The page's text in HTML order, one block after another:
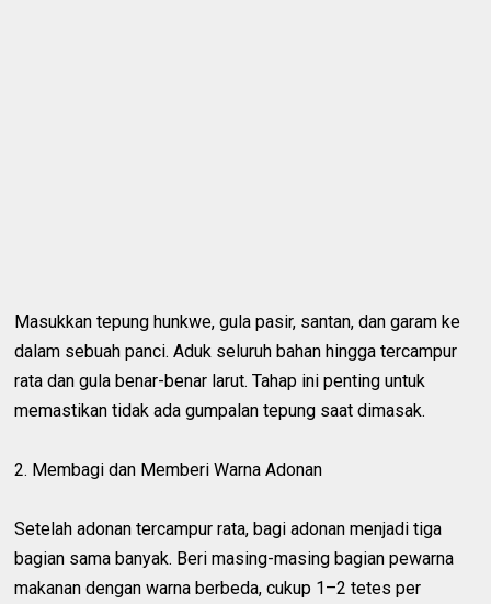
Masukkan tepung hunkwe, gula pasir, santan, dan garam ke
dalam sebuah panci. Aduk seluruh bahan hingga tercampur
rata dan gula benar-benar larut. Tahap ini penting untuk
memastikan tidak ada gumpalan tepung saat dimasak.
2. Membagi dan Memberi Warna Adonan
Setelah adonan tercampur rata, bagi adonan menjadi tiga
bagian sama banyak. Beri masing-masing bagian pewarna
makanan dengan warna berbeda, cukup 1–2 tetes per